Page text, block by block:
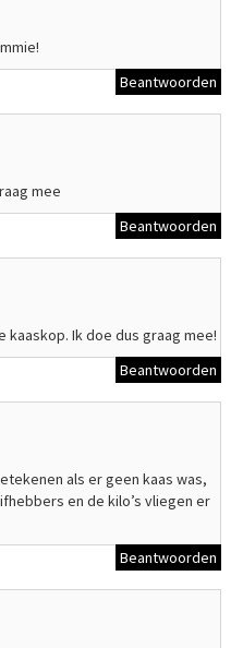
Beantwoorden
mee
Beantwoorden
kaaskop. Ik doe dus graag mee!
Beantwoorden
als er geen kaas was,
en de kilo’s vliegen er
Beantwoorden